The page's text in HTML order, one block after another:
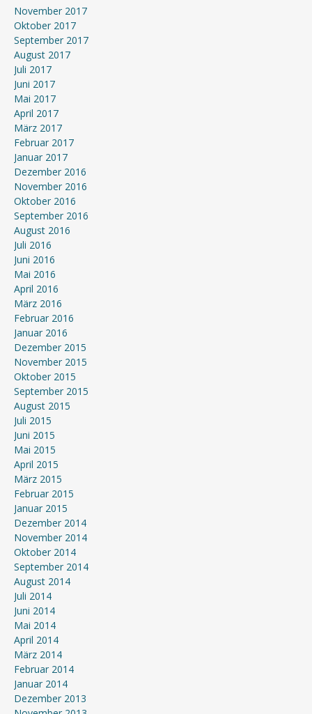
November 2017
Oktober 2017
September 2017
August 2017
Juli 2017
Juni 2017
Mai 2017
April 2017
März 2017
Februar 2017
Januar 2017
Dezember 2016
November 2016
Oktober 2016
September 2016
August 2016
Juli 2016
Juni 2016
Mai 2016
April 2016
März 2016
Februar 2016
Januar 2016
Dezember 2015
November 2015
Oktober 2015
September 2015
August 2015
Juli 2015
Juni 2015
Mai 2015
April 2015
März 2015
Februar 2015
Januar 2015
Dezember 2014
November 2014
Oktober 2014
September 2014
August 2014
Juli 2014
Juni 2014
Mai 2014
April 2014
März 2014
Februar 2014
Januar 2014
Dezember 2013